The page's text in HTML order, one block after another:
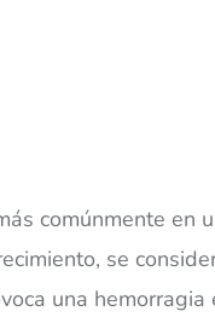
comúnmente en
se
una hemorragia